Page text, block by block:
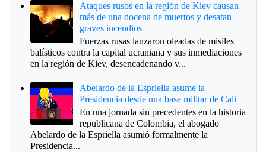
Ataques rusos en la región de Kiev causan
más de una docena de muertos y desatan
graves incendios
Fuerzas rusas lanzaron oleadas de misiles
balísticos contra la capital ucraniana y sus inmediaciones
en la región de Kiev, desencadenando v...
Abelardo de la Espriella asume la
Presidencia desde una base militar de Cali
En una jornada sin precedentes en la historia
republicana de Colombia, el abogado
Abelardo de la Espriella asumió formalmente la
Presidencia...